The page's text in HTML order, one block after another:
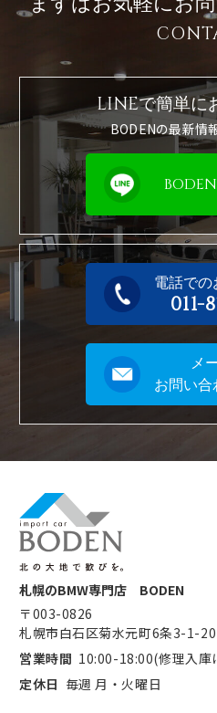
LINEで簡単に
BODENの最新情
電話で
011-
メ
お問い合
札幌のBMW専門店 BODEN
〒003-0826
札幌市白石区菊水元町6条3-1-20
営業時間 10:00-18:00(修理入庫
定休日 毎週 月・火曜日